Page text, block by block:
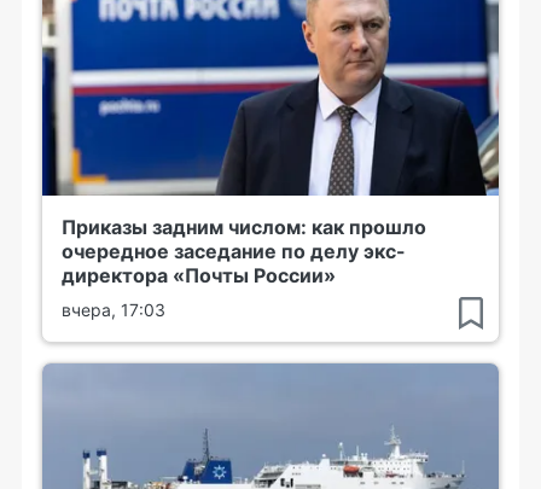
Приказы задним числом: как прошло
очередное заседание по делу экс-
директора «Почты России»
вчера, 17:03